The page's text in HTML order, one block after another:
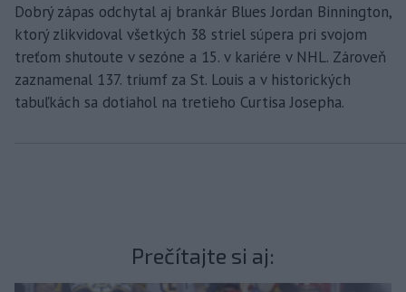
Dobrý zápas odchytal aj brankár Blues Jordan Binnington,
ktorý zlikvidoval všetkých 38 striel súpera pri svojom
treťom shutoute v sezóne a 15. v kariére v NHL. Zároveň
zaznamenal 137. triumf za St. Louis a v historických
tabuľkách sa dotiahol na tretieho Curtisa Josepha.
Prečítajte si aj: